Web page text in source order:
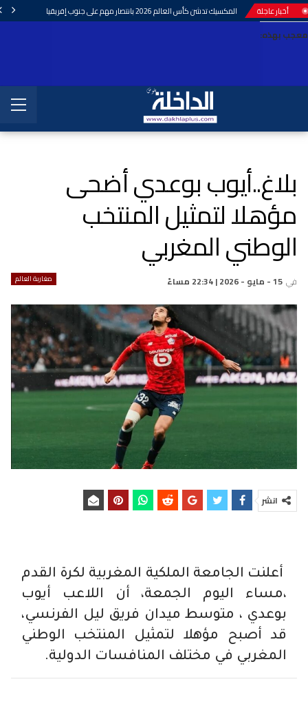
أخبار عاجلة المكسيك تدشن كأس العالم 2026 بانتصار مهم على جنوب إفريقيا
معجب بهذه:
بلاغ..أيوب بوعدي أضحى
مؤهلا لتمثيل المنتخب
الوطني المغربي
مغاربة العالم في 15 - مايو - 2026 | 22:34 مساءً
انشر
أعلنت الجامعة الملكية المغربية لكرة القدم
،مساء اليوم الجمعة، أن اللاعب أيوب
بوعدي ، متوسط ميدان فريق ليل الفرنسي،
قد أصبح مؤهلا لتمثيل المنتخب الوطني
المغربي في مختلف المنافسات الدولية.